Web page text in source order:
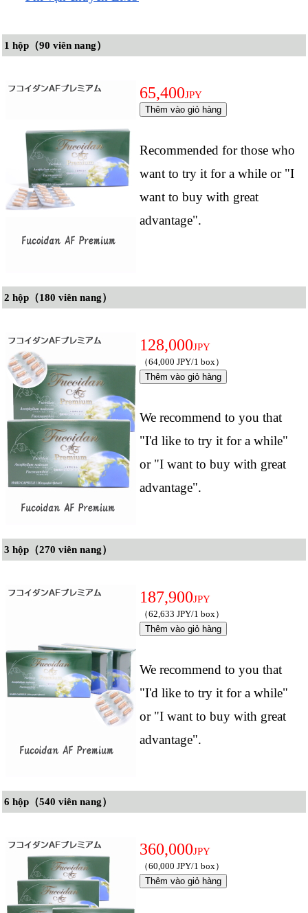
1 hộp（90 viên nang）
65,400JPY
Recommended for those who
want to try it for a while or "I
want to buy with great
advantage".
2 hộp（180 viên nang）
128,000JPY
（64,000 JPY/1 box）
We recommend to you that
"I'd like to try it for a while"
or "I want to buy with great
advantage".
3 hộp（270 viên nang）
187,900JPY
（62,633 JPY/1 box）
We recommend to you that
"I'd like to try it for a while"
or "I want to buy with great
advantage".
6 hộp（540 viên nang）
360,000JPY
（60,000 JPY/1 box）